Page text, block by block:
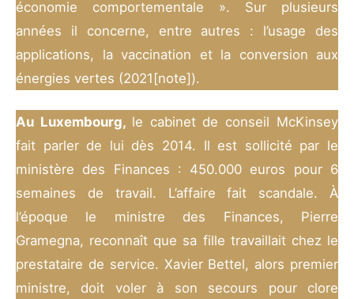
économie comportementale ». Sur plusieurs
années il concerne, entre autres : l’usage des
applications, la vaccination et la conversion aux
énergies vertes (2021[note]).
Au Luxembourg, le cabinet de conseil McKinsey
fait parler de lui dès 2014. Il est sollicité par le
ministère des Finances : 450.000 euros pour 6
semaines de travail. L’affaire fait scandale. À
l’époque le ministre des Finances, Pierre
Gramegna, reconnaît que sa fille travaillait chez le
prestataire de service. Xavier Bettel, alors premier
ministre, doit voler à son secours pour clore